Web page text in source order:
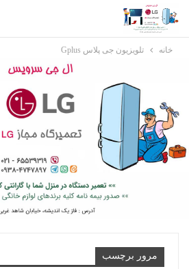
خانه تلویزیون جی پلاس Gplus
مرور برچسب